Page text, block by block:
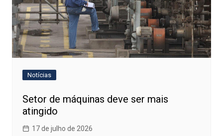
Notícias
Setor de máquinas deve ser mais
atingido
17 de julho de 2026